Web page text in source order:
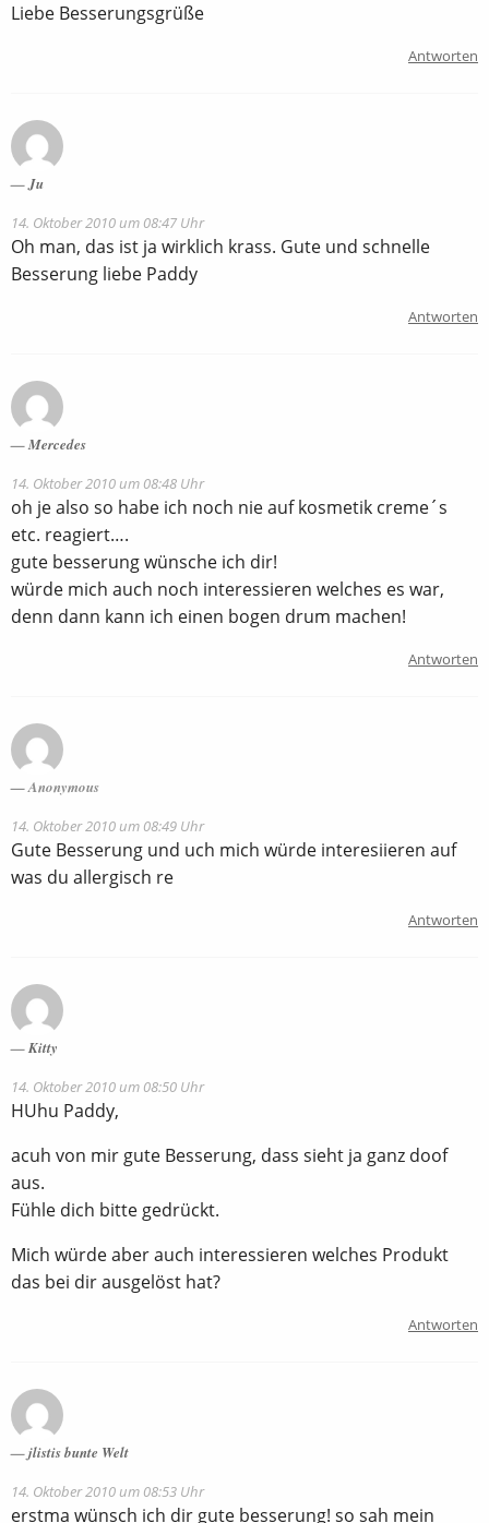
Liebe Besserungsgrüße
Antworten
Ju
14. Oktober 2010 um 08:47 Uhr
Oh man, das ist ja wirklich krass. Gute und schnelle
Besserung liebe Paddy
Antworten
Mercedes
14. Oktober 2010 um 08:48 Uhr
oh je also so habe ich noch nie auf kosmetik creme´s
etc. reagiert….
gute besserung wünsche ich dir!
würde mich auch noch interessieren welches es war,
denn dann kann ich einen bogen drum machen!
Antworten
Anonymous
14. Oktober 2010 um 08:49 Uhr
Gute Besserung und uch mich würde interesiieren auf
was du allergisch re
Antworten
Kitty
14. Oktober 2010 um 08:50 Uhr
HUhu Paddy,
acuh von mir gute Besserung, dass sieht ja ganz doof
aus.
Fühle dich bitte gedrückt.
Mich würde aber auch interessieren welches Produkt
das bei dir ausgelöst hat?
Antworten
jlistis bunte Welt
14. Oktober 2010 um 08:53 Uhr
erstma wünsch ich dir gute besserung! so sah mein